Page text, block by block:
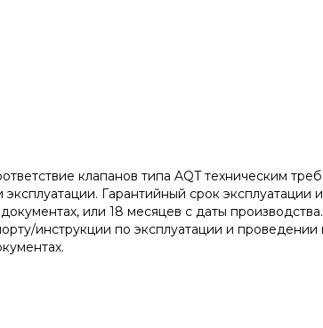
клапанов типа AQT техническим
Гарантийный срок эксплуатации
или 18 месяцев с даты
инструкции по эксплуатации и